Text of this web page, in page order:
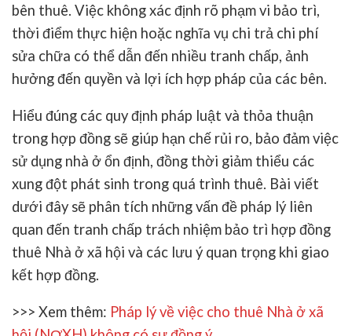
bên thuê. Việc không xác định rõ phạm vi bảo trì,
thời điểm thực hiện hoặc nghĩa vụ chi trả chi phí
sửa chữa có thể dẫn đến nhiều tranh chấp, ảnh
hưởng đến quyền và lợi ích hợp pháp của các bên.
Hiểu đúng các quy định pháp luật và thỏa thuận
trong hợp đồng sẽ giúp hạn chế rủi ro, bảo đảm việc
sử dụng nhà ở ổn định, đồng thời giảm thiểu các
xung đột phát sinh trong quá trình thuê. Bài viết
dưới đây sẽ phân tích những vấn đề pháp lý liên
quan đến tranh chấp trách nhiệm bảo trì hợp đồng
thuê Nhà ở xã hội và các lưu ý quan trọng khi giao
kết hợp đồng.
>>> Xem thêm: Pháp lý về việc cho thuê Nhà ở xã